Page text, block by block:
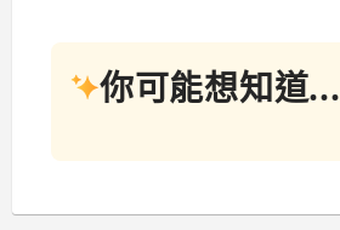
你可能想知道...